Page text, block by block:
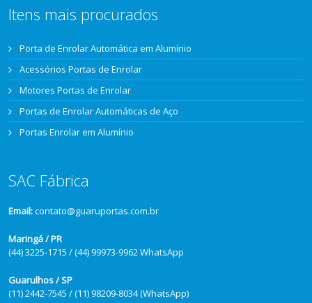
Itens mais procurados
Porta de Enrolar Automática em Alumínio
Acessórios Portas de Enrolar
Motores Portas de Enrolar
Portas de Enrolar Automáticas de Aço
Portas Enrolar em Alumínio
SAC Fábrica
Email:contato@guaruportas.com.br
Maringá / PR
(44) 3225-1715 / (44) 99973-9962 WhatsApp
Guarulhos / SP
(11) 2442-7545 / (11) 98209-8034 (WhatsApp)